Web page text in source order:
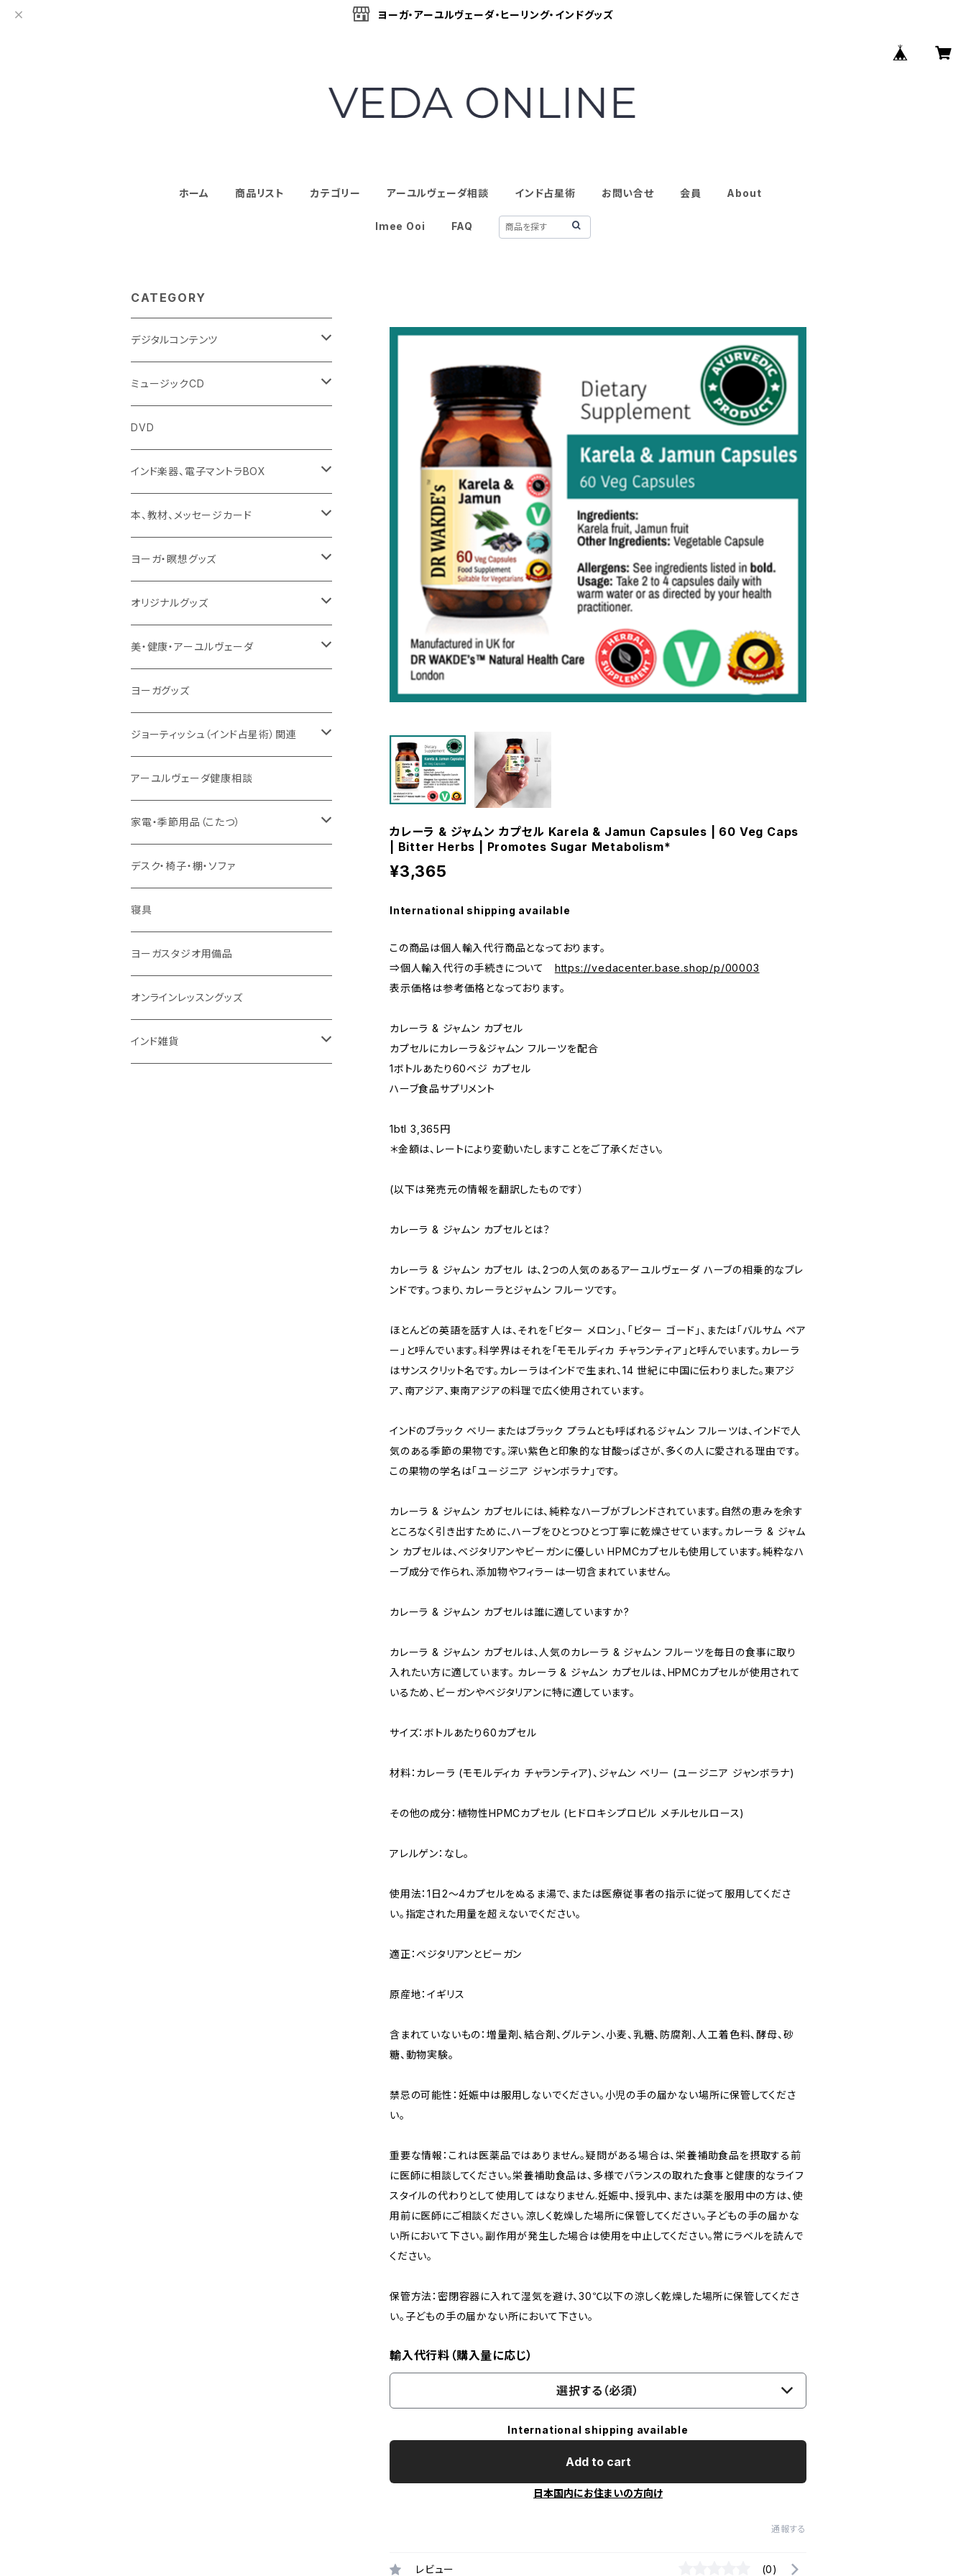
ヨーガ・アーユルヴェーダ・ヒーリング・インドグッズ
ホーム 商品リスト カテゴリー アーユルヴェーダ相談 インド占星術 お問い合せ 会員 About
Imee Ooi FAQ
カレーラ & ジャムン カプセル Karela & Jamun Capsules | 60 Veg Caps
| Bitter Herbs | Promotes Sugar Metabolism*
¥3,365
International shipping available
この商品は個人輸入代行商品となっております。
⇒個人輸入代行の手続きについて https://vedacenter.base.shop/p/00003
表示価格は参考価格となっております。
カレーラ & ジャムン カプセル
カプセルにカレーラ＆ジャムン フルーツを配合
1ボトルあたり60ベジ カプセル
ハーブ食品サプリメント
1btl 3,365円
＊金額は、レートにより変動いたしますことをご了承ください。
(以下は発売元の情報を翻訳したものです）
カレーラ & ジャムン カプセルとは？
カレーラ & ジャムン カプセル は、2つの人気のあるアーユルヴェーダ ハーブの相乗的なブレ
ンドです。つまり、カレーラとジャムン フルーツです。
ほとんどの英語を話す人は、それを「ビター メロン」、「ビター ゴード」、または「バルサム ペア
ー」と呼んでいます。科学界はそれを「モモルディカ チャランティア」と呼んでいます。カレーラ
はサンスクリット名です。カレーラはインドで生まれ、14 世紀に中国に伝わりました。東アジ
ア、南アジア、東南アジアの料理で広く使用されています。
インドのブラック ベリーまたはブラック プラムとも呼ばれるジャムン フルーツは、インドで人
気のある季節の果物です。深い紫色と印象的な甘酸っぱさが、多くの人に愛される理由です。
この果物の学名は「ユージニア ジャンボラナ」です。
カレーラ & ジャムン カプセルには、純粋なハーブがブレンドされています。自然の恵みを余す
ところなく引き出すために、ハーブをひとつひとつ丁寧に乾燥させています。カレーラ & ジャム
ン カプセルは、ベジタリアンやビーガンに優しい HPMCカプセルも使用しています。純粋なハ
ーブ成分で作られ、添加物やフィラーは一切含まれていません。
カレーラ & ジャムン カプセルは誰に適していますか?
カレーラ & ジャムン カプセルは、人気のカレーラ & ジャムン フルーツを毎日の食事に取り
入れたい方に適しています。 カレーラ & ジャムン カプセルは、HPMCカプセルが使用されて
いるため、ビーガンやベジタリアンに特に適しています。
サイズ：ボトルあたり60カプセル
材料：カレーラ (モモルディカ チャランティア)、ジャムン ベリー (ユージニア ジャンボラナ)
その他の成分：植物性HPMCカプセル (ヒドロキシプロピル メチルセルロース)
アレルゲン：なし。
使用法：1日2〜4カプセルをぬるま湯で、または医療従事者の指示に従って服用してくださ
い。指定された用量を超えないでください。
適正：ベジタリアンとビーガン
原産地：イギリス
含まれていないもの：増量剤、結合剤、グルテン、小麦、乳糖、防腐剤、人工着色料、酵母、砂
糖、動物実験。
禁忌の可能性：妊娠中は服用しないでください。小児の手の届かない場所に保管してくださ
い。
重要な情報：これは医薬品ではありません。疑問がある場合は、栄養補助食品を摂取する前
に医師に相談してください。栄養補助食品は、多様でバランスの取れた食事と健康的なライフ
スタイルの代わりとして使用してはなりません.妊娠中、授乳中、または薬を服用中の方は、使
用前に医師にご相談ください。涼しく乾燥した場所に保管してください。子どもの手の届かな
い所において下さい。副作用が発生した場合は使用を中止してください。常にラベルを読んで
ください。
保管方法：密閉容器に入れて湿気を避け、30℃以下の涼しく乾燥した場所に保管してくださ
い。子どもの手の届かない所において下さい。
輸入代行料（購入量に応じ）
選択する（必須）
International shipping available
Add to cart
日本国内にお住まいの方向け
通報する
レビュー (0)
CATEGORY
デジタルコンテンツ
チャンティング（マントラ）
ヨーガスートラ（オーディオ版）
ミュージック
動画
本／資料（PDFデータ）
トウドウ作品
ミュージックCD
イミー・ウーイ
般若心経
マントラ（ヴェーダ）
イミー・ウーイ・メッセージ
ヴェーダプラカーシャ・トウドウ
サンスクリット讃歌、叙事詩
インド古典音楽
ほか
DVD
インド楽器、電子マントラBOX
タンブーラ（オンデマンド/海外直送）
電子タンブーラ
マントラBOX
本、教材、メッセージカード
本
ヴェーダプラカーシャ・トウドウ著作
サンスクリット教材
ヨーガ・瞑想グッズ
シンギングボール
チベタンベル、ティンシャ
線香
法具・珠数・神仏象
ヤントラ
宝石
雑貨
ブランケット
オリジナルグッズ
Tシャツ
VEDAヤントラロゴ入り
スマホケース
VEDA CENTER ヤントラロゴ入り
美・健康・アーユルヴェーダ
健康全般/アーユルヴェーダ
ボディケア
ヘアケア
アイドロップ
点鼻オイル
オーガニック・アーユルヴェーダ
ヨーガ / 瞑想
毎日の生活目的
女性ケア
男性ケア
ヨーガグッズ
ジョーティッシュ（インド占星術）関連
総合相談
３問コース
５問コース
相性診断
長期予測
誕生時間選定
大まかな誕生時間
誕生時間不明
ヤジニャ / 宝石 / マントラ / 名付け
吉日選定
アーユルヴェーダ健康相談
家電・季節用品（こたつ）
季節・空調家電
こたつ・こたつ用品
デスク・椅子・棚・ソファ
寝具
ヨーガスタジオ用備品
オンラインレッスングッズ
インド雑貨